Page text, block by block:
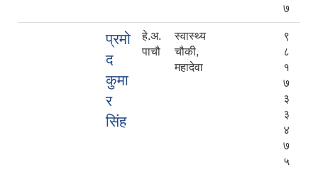
७
प्रमो
द
कुमा
र
सिंह
हे.अ.
पाचौ
स्वास्थ्य
चौकी,
महादेवा
९
८
१
७
३
३
४
७
५